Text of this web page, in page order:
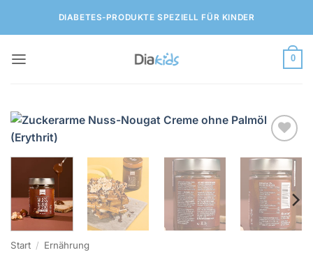
DIABETES-PRODUKTE SPEZIELL FÜR KINDER
0
Wunschliste
hinzufügen
Start / Ernährung